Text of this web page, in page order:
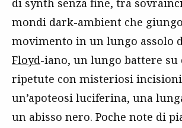
di synth senza fine, tra
mondi dark-ambient che
movimento in un lungo assolo
Floyd-iano, un lungo battere su
ripetute con misteriosi incisioni
un’apoteosi luciferina, una
un abisso nero. Poche note di